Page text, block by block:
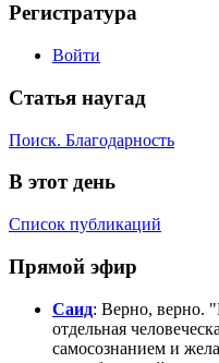
Регистратура
Войти
Статья наугад
Поиск. Благодарность
В этот день
Список публикаций
Прямой эфир
Саид: Верно, верно.
отдельная
самосознанием и